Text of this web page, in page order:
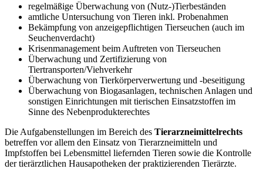
regelmäßige Überwachung von (Nutz-)Tierbeständen
amtliche Untersuchung von Tieren inkl. Probenahmen
Bekämpfung von anzeigepflichtigen Tierseuchen (auch im
Seuchenverdacht)
Krisenmanagement beim Auftreten von Tierseuchen
Überwachung und Zertifizierung von
Tiertransporten/Viehverkehr
Überwachung von Tierkörperverwertung und -beseitigung
Überwachung von Biogasanlagen, technischen Anlagen und
sonstigen Einrichtungen mit tierischen Einsatzstoffen im
Sinne des Nebenprodukterechtes
Die Aufgabenstellungen im Bereich des Tierarzneimittelrechts
betreffen vor allem den Einsatz von Tierarzneimitteln und
Impfstoffen bei Lebensmittel liefernden Tieren sowie die Kontrolle
der tierärztlichen Hausapotheken der praktizierenden Tierärzte.